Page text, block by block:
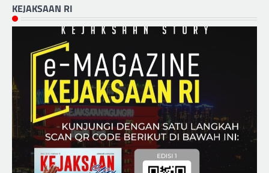
KEJAKSAAN RI